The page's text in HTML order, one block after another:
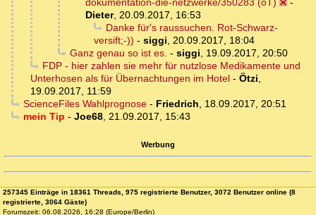
dokumentation-die-netzwerke/350283 (oT)
-
Dieter, 20.09.2017, 16:53
Danke für's raussuchen. Rot-Schwarz-
versift;-)) - siggi, 20.09.2017, 18:04
Ganz genau so ist es. - siggi, 19.09.2017, 20:50
FDP - hier zahlen sie mehr für nutzlose Medikamente und
Unterhosen als für Übernachtungen im Hotel - Ötzi,
19.09.2017, 11:59
ScienceFiles Wahlprognose- Friedrich, 18.09.2017, 20:51
mein Tip - Joe68, 21.09.2017, 15:43
Werbung
257345 Einträge in 18361 Threads, 975 registrierte Benutzer, 3072 Benutzer online (8
registrierte, 3064 Gäste)
Forumszeit: 06.08.2026, 16:28 (Europe/Berlin)